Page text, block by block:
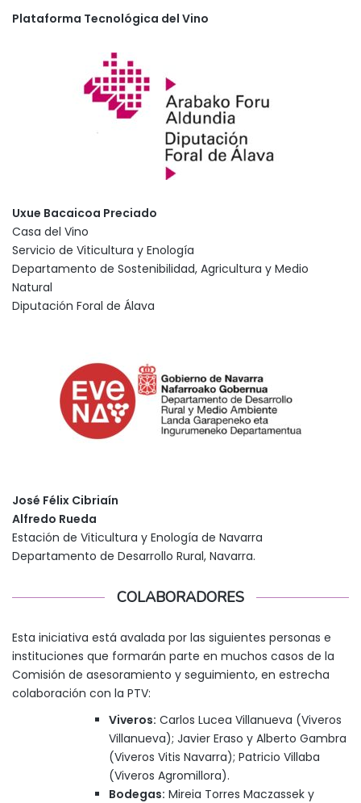
Plataforma Tecnológica del Vino
Uxue Bacaicoa Preciado
Casa del Vino
Servicio de Viticultura y Enología
Departamento de Sostenibilidad, Agricultura y Medio
Natural
Diputación Foral de Álava
José Félix Cibriaín
Alfredo Rueda
Estación de Viticultura y Enología de Navarra
Departamento de Desarrollo Rural, Navarra.
COLABORADORES
Esta iniciativa está avalada por las siguientes personas e
instituciones que formarán parte en muchos casos de la
Comisión de asesoramiento y seguimiento, en estrecha
colaboración con la PTV:
Viveros: Carlos Lucea Villanueva (Viveros
Villanueva); Javier Eraso y Alberto Gambra
(Viveros Vitis Navarra); Patricio Villaba
(Viveros Agromillora).
Bodegas: Mireia Torres Maczassek y